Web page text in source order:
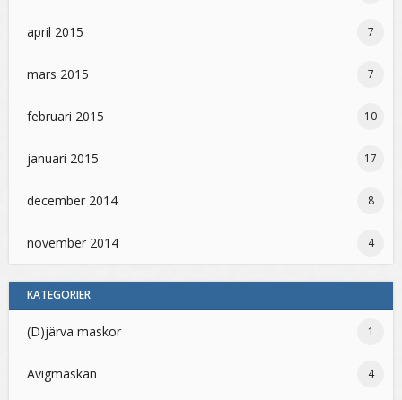
april 2015 7
mars 2015 7
februari 2015 10
januari 2015 17
december 2014 8
november 2014 4
KATEGORIER
(D)järva maskor 1
Avigmaskan 4